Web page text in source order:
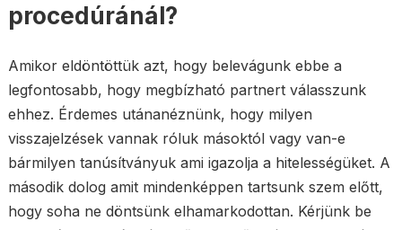
procedúránál?
Amikor eldöntöttük azt, hogy belevágunk ebbe a
legfontosabb, hogy megbízható partnert válasszunk
ehhez. Érdemes utánanéznünk, hogy milyen
visszajelzések vannak róluk másoktól vagy van-e
bármilyen tanúsítványuk ami igazolja a hitelességüket. A
második dolog amit mindenképpen tartsunk szem előtt,
hogy soha ne döntsünk elhamarkodottan. Kérjünk be